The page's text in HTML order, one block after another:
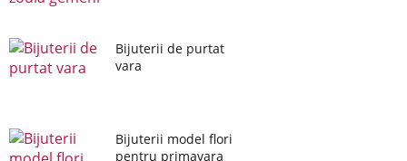
Bijuterii de purtat
vara
Bijuterii model flori
pentru primavara